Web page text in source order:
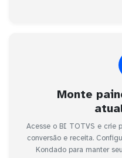
Monte
Acesse o BI TOTVS e crie
conversão e receita.
Kondado para manter